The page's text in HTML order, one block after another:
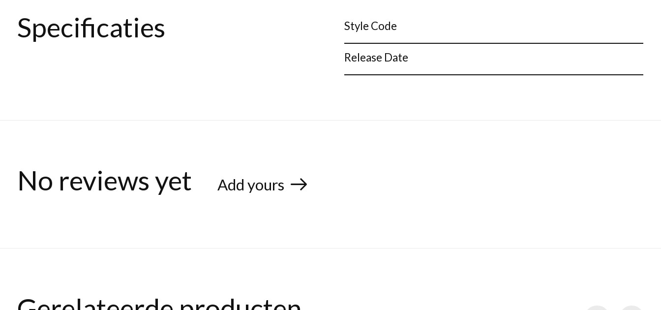
Specificaties Style Code
Release Date
No reviews yet Add yours